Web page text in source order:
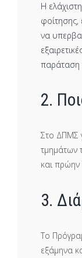
Η
φοίτησης,
να
παράταση
2.
Στο ΔΠΜΣ
τμημάτων
και πρώην
3.
Το
εξάμηνα